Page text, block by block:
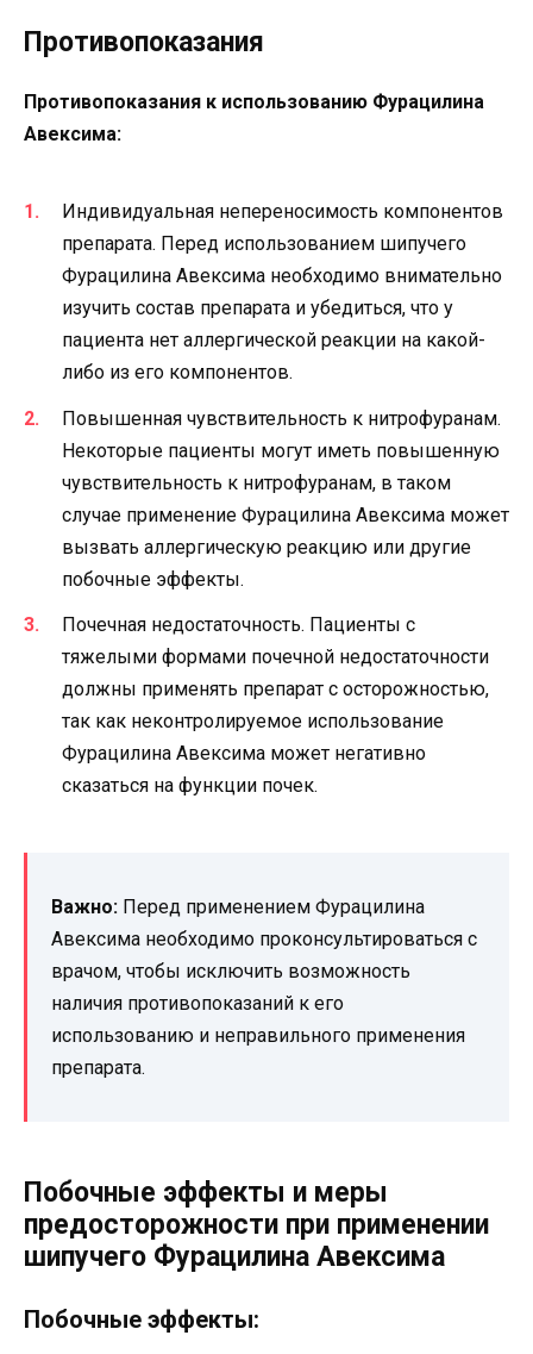
Противопоказания
Противопоказания к использованию Фурацилина
Авексима:
Индивидуальная непереносимость компонентов
препарата. Перед использованием шипучего
Фурацилина Авексима необходимо внимательно
изучить состав препарата и убедиться, что у
пациента нет аллергической реакции на какой-
либо из его компонентов.
Повышенная чувствительность к нитрофуранам.
Некоторые пациенты могут иметь повышенную
чувствительность к нитрофуранам, в таком
случае применение Фурацилина Авексима может
вызвать аллергическую реакцию или другие
побочные эффекты.
Почечная недостаточность. Пациенты с
тяжелыми формами почечной недостаточности
должны применять препарат с осторожностью,
так как неконтролируемое использование
Фурацилина Авексима может негативно
сказаться на функции почек.
Важно: Перед применением Фурацилина
Авексима необходимо проконсультироваться с
врачом, чтобы исключить возможность
наличия противопоказаний к его
использованию и неправильного применения
препарата.
Побочные эффекты и меры
предосторожности при применении
шипучего Фурацилина Авексима
Побочные эффекты: